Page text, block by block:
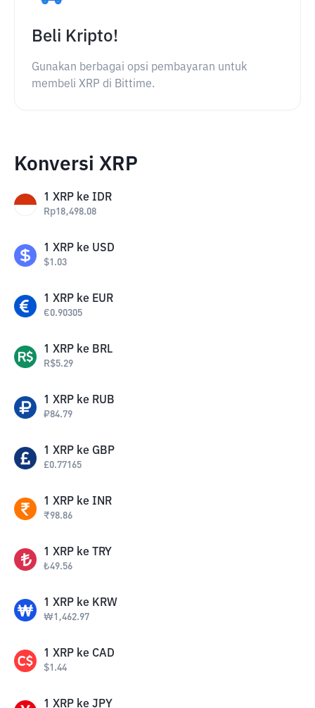
Beli Kripto!
Gunakan berbagai opsi pembayaran untuk
membeli XRP di Bittime.
Konversi XRP
1 XRP ke IDR
Rp18,498.08
1 XRP ke USD
$1.03
1 XRP ke EUR
€0.90305
1 XRP ke BRL
R$5.29
1 XRP ke RUB
₽84.79
1 XRP ke GBP
£0.77165
1 XRP ke INR
₹98.86
1 XRP ke TRY
₺49.56
1 XRP ke KRW
₩1,462.97
1 XRP ke CAD
$1.44
1 XRP ke JPY